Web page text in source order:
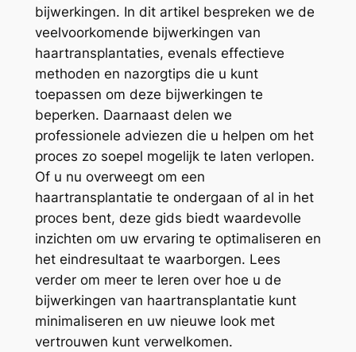
bijwerkingen. In dit artikel bespreken we de
veelvoorkomende bijwerkingen van
haartransplantaties, evenals effectieve
methoden en nazorgtips die u kunt
toepassen om deze bijwerkingen te
beperken. Daarnaast delen we
professionele adviezen die u helpen om het
proces zo soepel mogelijk te laten verlopen.
Of u nu overweegt om een
haartransplantatie te ondergaan of al in het
proces bent, deze gids biedt waardevolle
inzichten om uw ervaring te optimaliseren en
het eindresultaat te waarborgen. Lees
verder om meer te leren over hoe u de
bijwerkingen van haartransplantatie kunt
minimaliseren en uw nieuwe look met
vertrouwen kunt verwelkomen.